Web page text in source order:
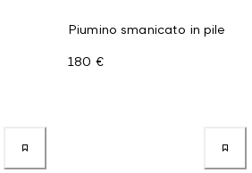
Piumino smanicato in pile
180 €